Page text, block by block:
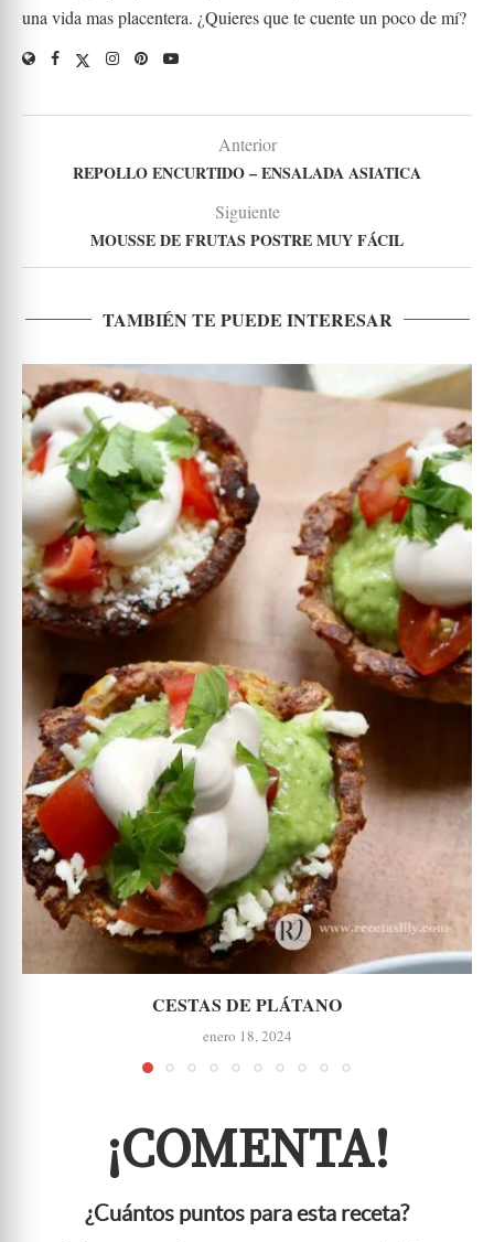
una vida mas placentera. ¿Quieres que te cuente un poco de mí?
Anterior
REPOLLO ENCURTIDO – ENSALADA ASIATICA
Siguiente
MOUSSE DE FRUTAS POSTRE MUY FÁCIL
TAMBIÉN TE PUEDE INTERESAR
CESTAS DE PLÁTANO
enero 18, 2024
¡COMENTA!
¿Cuántos puntos para esta receta?